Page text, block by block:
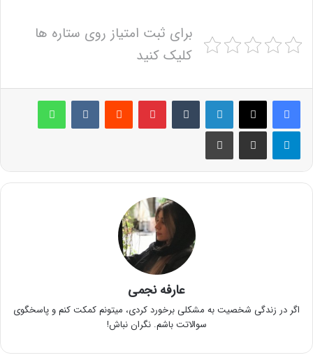
برای ثبت امتیاز روی ستاره ها
کلیک کنید
لینکدین ‫تامبلر پینترست‫رددیت ‫VKontakteواتس آپ
تلگرام اشتراک گذاری از طریق ایمیل چاپ
عارفه نجمی
اگر در زندگی شخصیت به مشکلی برخورد کردی، میتونم کمکت کنم و پاسخگوی
سوالاتت باشم. نگران نباش!